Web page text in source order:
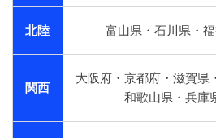
北陸 富山県・石川県・
関西
大阪府・京都府・滋賀県
和歌山県・兵庫